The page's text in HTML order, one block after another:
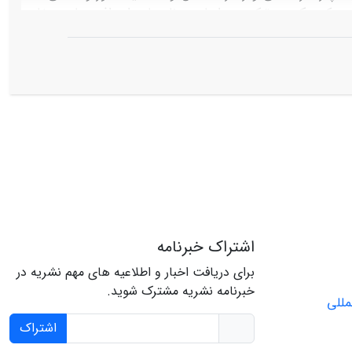
که حکومت ترکیه، بر اساس برنامه‏ها و اهداف سیاسی خاص
عراق و سوریه، به اشکال متفاوتی برخورد می‏کند.
اشتراک خبرنامه
برای دریافت اخبار و اطلاعیه های مهم نشریه در
خبرنامه نشریه مشترک شوید.
اشتراک